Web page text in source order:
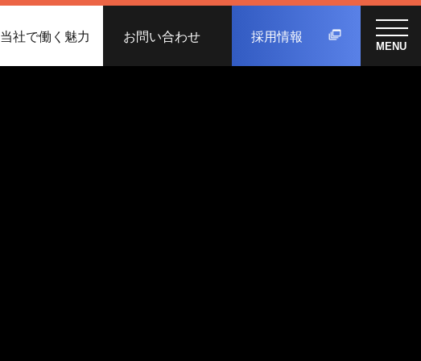
当社で働く魅力 お問い合わせ 採用情報